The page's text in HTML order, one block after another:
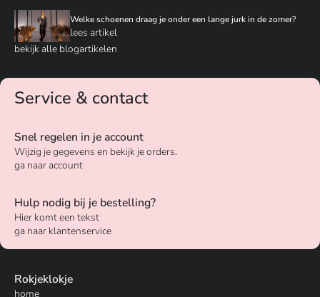
Welke schoenen draag je onder een lange jurk in de zomer?
lees artikel
bekijk alle blogartikelen
Service & contact
Snel regelen in je account
Wijzig je gegevens en bekijk je orders.
ga naar account
Hulp nodig bij je bestelling?
Hier komt een tekst
ga naar klantenservice
Rokjeklokje
home